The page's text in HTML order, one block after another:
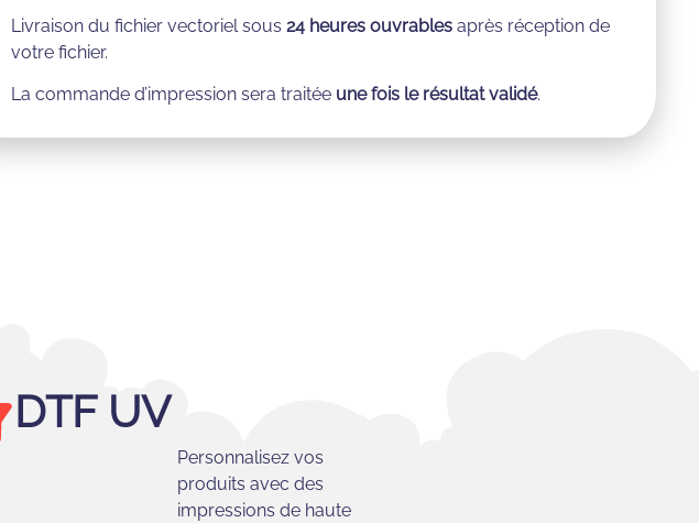
Livraison du fichier vectoriel sous 24 heures ouvrablesaprès réception de
votre fichier.
La commande d’impression sera traitée une fois le résultat validé.
DTF UV
Personnalisez vos
produits avec des
impressions de haute